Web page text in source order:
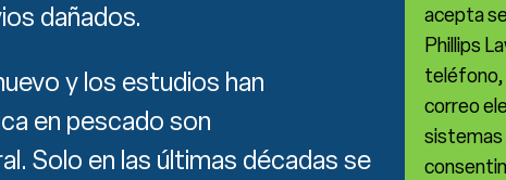
dañados.
y los estudios han
en pescado son
Solo en las últimas décadas se
acepta
Phillips
teléfono,
correo
sistemas